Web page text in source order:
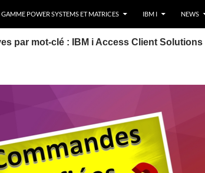
GAMME POWER SYSTEMS ET MATRICES IBM I NEWS
par mot-clé : IBM i Access Client Solutions